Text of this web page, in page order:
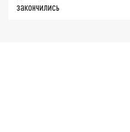
закончились